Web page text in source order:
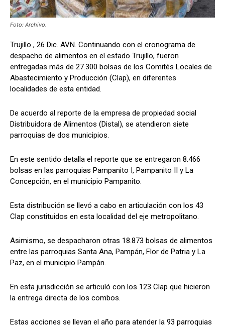
Foto: Archivo.
Trujillo , 26 Dic. AVN. Continuando con el cronograma de
despacho de alimentos en el estado Trujillo, fueron
entregadas más de 27.300 bolsas de los Comités Locales de
Abastecimiento y Producción (Clap), en diferentes
localidades de esta entidad.
De acuerdo al reporte de la empresa de propiedad social
Distribuidora de Alimentos (Distal), se atendieron siete
parroquias de dos municipios.
En este sentido detalla el reporte que se entregaron 8.466
bolsas en las parroquias Pampanito I, Pampanito II y La
Concepción, en el municipio Pampanito.
Esta distribución se llevó a cabo en articulación con los 43
Clap constituidos en esta localidad del eje metropolitano.
Asimismo, se despacharon otras 18.873 bolsas de alimentos
entre las parroquias Santa Ana, Pampán, Flor de Patria y La
Paz, en el municipio Pampán.
En esta jurisdicción se articuló con los 123 Clap que hicieron
la entrega directa de los combos.
Estas acciones se llevan el año para atender la 93 parroquias